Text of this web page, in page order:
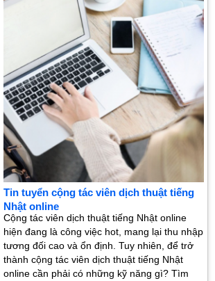
Tin tuyển cộng tác viên dịch thuật tiếng
Nhật online
Cộng tác viên dịch thuật tiếng Nhật online
hiện đang là công việc hot, mang lại thu nhập
tương đối cao và ổn định. Tuy nhiên, để trở
thành cộng tác viên dịch thuật tiếng Nhật
online cần phải có những kỹ năng gì? Tìm